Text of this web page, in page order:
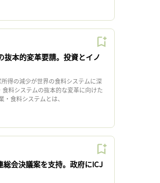
抜本的変革要請。投資とイノ
得の減少が世界の食料システムに深
料システムの抜本的な変革に向けた
食料システムとは、
総会決議案を支持。政府にICJ